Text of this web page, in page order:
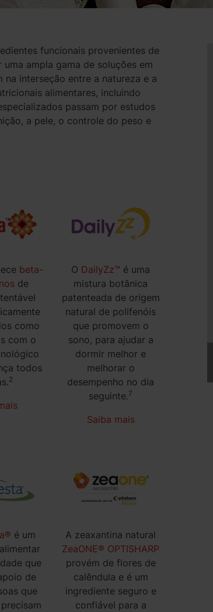
funcionais provenientes de
ampla gama de soluções em
na interseção entre a natureza e a
alimentares, incluindo
passam por estudos
a pele, o controle do peso e
beta-
de
como
com o
todos
2
O DailyZz™ é uma
mistura botânica
patenteada de origem
natural de polifenóis
que promovem o
sono, para ajudar a
dormir melhor e
melhorar o
desempenho no dia
seguinte.7
Saiba mais
é um
que
de
que
A zeaxantina natural
ZeaONE® OPTISHARP
provém de flores de
calêndula e é um
ingrediente seguro e
confiável para a